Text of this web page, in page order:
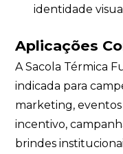
identidade
Aplicações
A Sacola Térmica
indicada para
marketing,
incentivo,
brindes